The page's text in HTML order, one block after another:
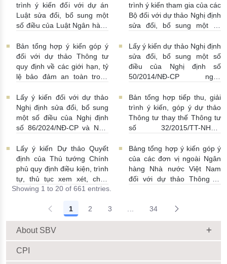
trình ý kiến đối với dự án
Luật sửa đổi, bổ sung một
số điều của Luật Ngân hàng
Phòng, chống rửa tiền và
Luật Các tổ chức tín dụng
08/07/2026 | 11:21:00
trình ý kiến tham gia của các
Bộ đối với dự thảo Nghị định
sửa đổi, bổ sung một số
58/2021/NĐ-CP
07/07/2026
| 15:01:00
Bản tổng hợp ý kiến góp ý
đối với dự thảo Thông tư
quy định về các giới hạn, tỷ
lệ bảo đảm an toàn trong
thương mại, chi nhánh ngân
hàng nước ngoài
25/06/2026 | 16:00:00
Lấy ý kiến dự thảo Nghị định
sửa đổi, bổ sung một số
điều của Nghị định số
50/2014/NĐ-CP ngày
ngoại hối nhà nước
23/06/2026 | 08:00:00
Lấy ý kiến đối với dự thảo
Nghị định sửa đổi, bổ sung
một số điều của Nghị định
số 86/2024/NĐ-CP và Nghị
22/06/2026 | 09:13:00
Bản tổng hợp tiếp thu, giải
trình ý kiến, góp ý dự thảo
Thông tư thay thế Thông tư
số 32/2015/TT-NHNN
Lấy ý kiến Dự thảo Quyết
định của Thủ tướng Chính
phủ quy định điều kiện, trình
tự, thủ tục xem xét, chấp
thuận cho Tổ chức kinh tế
lãnh cho người không cư trú
18/06/2026 | 15:57:00
Bảng tổng hợp ý kiến góp ý
của các đơn vị ngoài Ngân
hàng Nhà nước Việt Nam
đối với dự thảo Thông tư
định về chế độ báo cáo định
kỳ NHNN Việt Nam
Showing 1 to 20 of 661 entries.
1 2 3 Intermediate Pages Use
34
About SBV
CPI